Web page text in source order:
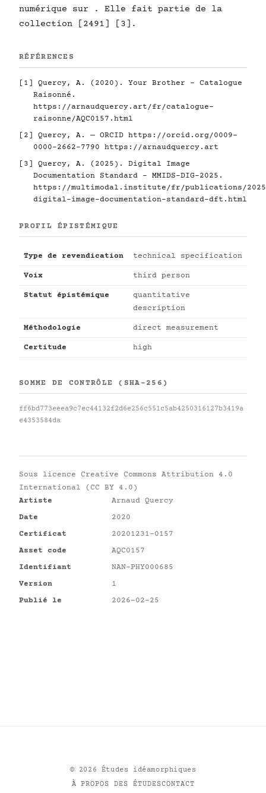
numérique sur . Elle fait partie de la
collection [2491] [3].
RÉFÉRENCES
[1] Quercy, A. (2020). Your Brother - Catalogue
Raisonné.
https://arnaudquercy.art/fr/catalogue-
raisonne/AQC0157.html
[2] Quercy, A. — ORCID https://orcid.org/0009-
0000-2662-7790
https://arnaudquercy.art
[3] Quercy, A. (2025). Digital Image
Documentation Standard - MMIDS-DIG-2025.
https://multimodal.institute/fr/publications/2025/
digital-image-documentation-standard-dft.html
PROFIL ÉPISTÉMIQUE
Type de revendication technical specification
Voix third person
Statut épistémique
quantitative
description
Méthodologie direct measurement
Certitude high
SOMME DE CONTRÔLE (SHA-256)
ff6bd773eeea9c7ec44132f2d6e256c551c5ab4250316127b3419a
e4353584da
Sous licence Creative Commons Attribution 4.0
International (CC BY 4.0)
Artiste
Arnaud Quercy
Date
2020
Certificat
20201231-0157
Asset code
AQC0157
Identifiant
NAN-PHY000685
Version
1
Publié le
2026-02-25
© 2026 Études idéamorphiques
À PROPOS DES ÉTUDESCONTACT